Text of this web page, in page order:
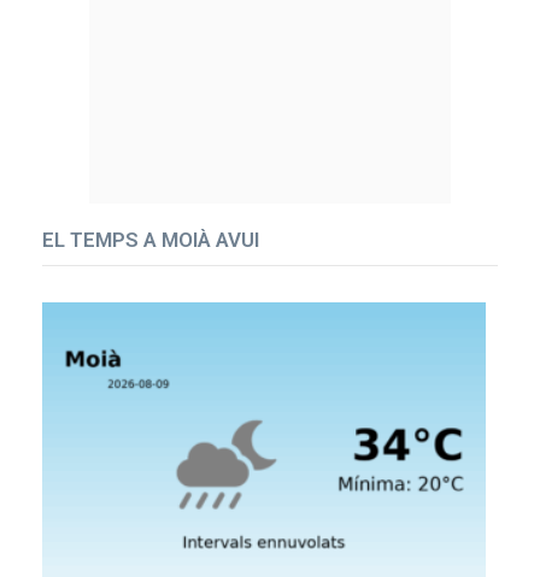
EL TEMPS A MOIÀ AVUI